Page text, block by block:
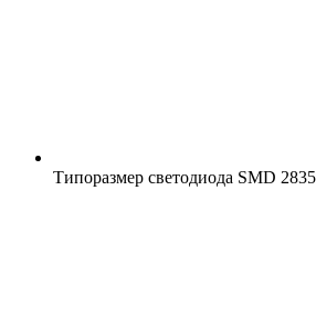
Типоразмер светодиода SMD 2835